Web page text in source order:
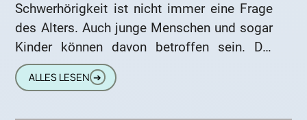
Schwerhörigkeit ist nicht immer eine Frage
des Alters. Auch junge Menschen und sogar
Kinder können davon betroffen sein. Die
Ursachen können auch Krankheiten sein.
Diese verursachen mitunter
ALLES LESEN ➔